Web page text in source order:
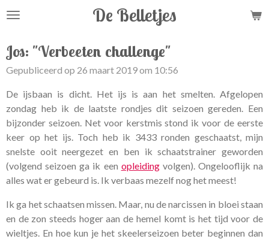
Ga
de
hoofdinhoud
De Belletjes
Jos: "Verbeeten challenge"
Gepubliceerd op 26 maart 2019 om 10:56
De ijsbaan is dicht. Het ijs is aan het smelten. Afgelopen
zondag heb ik de laatste rondjes dit seizoen gereden. Een
bijzonder seizoen. Net voor kerstmis stond ik voor de eerste
keer op het ijs. Toch heb ik 3433 ronden geschaatst, mijn
snelste ooit neergezet en ben ik schaatstrainer geworden
(volgend seizoen ga ik een opleidingvolgen). Ongelooflijk na
alles wat er gebeurd is. Ik verbaas mezelf nog het meest!
Ik ga het schaatsen missen. Maar, nu de narcissen in bloei staan
en de zon steeds hoger aan de hemel komt is het tijd voor de
wieltjes. En hoe kun je het skeelerseizoen beter beginnen dan